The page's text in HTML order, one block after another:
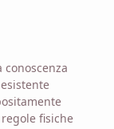
fisiche